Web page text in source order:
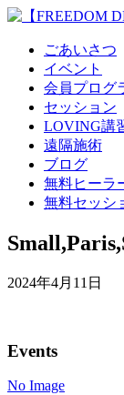
ごあいさつ
イベント
会員プログ
セッション
LOVING講
遠隔施術
ブログ
無料ヒーラ
無料セッシ
2024年4月11日
Events
No Image